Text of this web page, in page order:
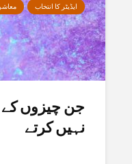
ایڈیٹر کا انتخاب
جن چیزوں کے
نہیں کرتے